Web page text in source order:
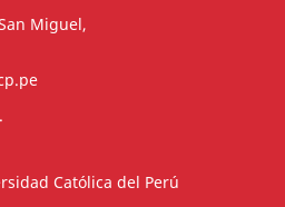
Miguel,
Católica del Perú